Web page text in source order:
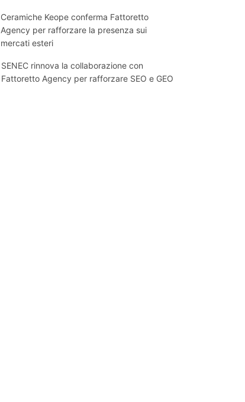
Ceramiche Keope conferma Fattoretto
Agency per rafforzare la presenza sui
mercati esteri
SENEC rinnova la collaborazione con
Fattoretto Agency per rafforzare SEO e GEO